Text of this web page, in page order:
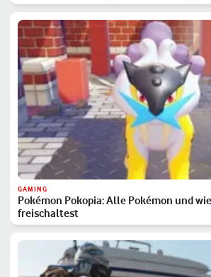
GAMING
Pokémon Pokopia: Alle Pokémon und
freischaltest